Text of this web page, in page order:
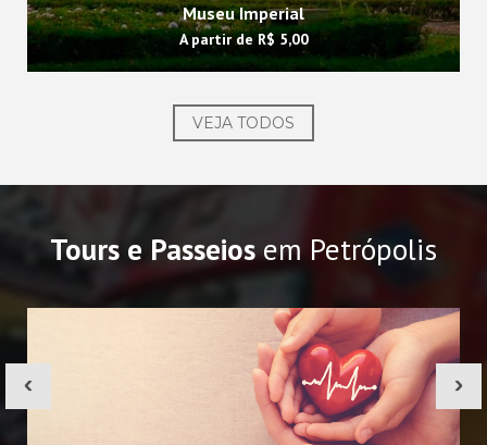
Museu Imperial
A partir deR$ 5,00
VEJA TODOS
Tours e Passeiosem Petrópolis
‹ ›